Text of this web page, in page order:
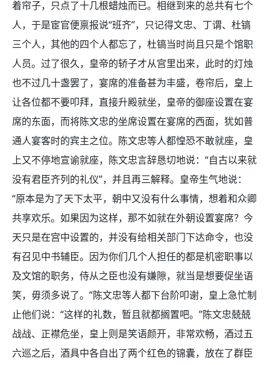
着帘子，只点了十几根蜡烛而已。相继到来的总共有七个
人，于是宦官便禀报说“班齐”，只记得文忠、丁谓、杜镐
三个人，其他的四个人都忘了，杜镐当时尚且只是个馆职
人员。过了很久，皇帝的轿子才从宫里出来，此时的灯烛
也不过几十盏罢了，宴席的准备甚为丰盛，卷帘后，皇上
让各位都不要叩拜，直接升殿就坐，皇帝的御座设置在宴
席的东面，而将陈文忠的坐席设置在宴席的西面，犹如普
通人宴客时的宾主之位。陈文忠等人都惶恐不敢就座，皇
上又不停地宣谕就座，陈文忠言辞恳切地说：“自古以来就
没有君臣齐列的礼仪”，并且再三解释。皇帝生气地说：
“原本是为了天下太平，朝中又没有什么事情，想着和众卿
共享欢乐。如果因为这样，那不如就在外朝设置宴席？今
天只是在宫中设置的，并没有给相关部门下达命令，也没
有召见中书辅臣。因为你们几个人担任的都是机密职事以
及文馆的职务，侍从之臣也没有嫌隙，就当是想要促坐语
笑，毋须多说了。”陈文忠等人都下台阶叩谢，皇上急忙制
止他们说：“这样的礼数，暂且就都搁置吧。”陈文忠兢兢
战战、正襟危坐，皇上则是笑语颜开，非常欢畅，酒过五
六巡之后，酒具中各自出了两个红色的锦囊，放在了群臣